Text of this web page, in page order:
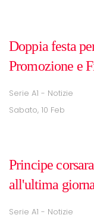
Doppia festa
Promozione e
Serie A1 - Notizie
Sabato, 10 Feb
Principe
all'ultima
Serie A1 - Notizie